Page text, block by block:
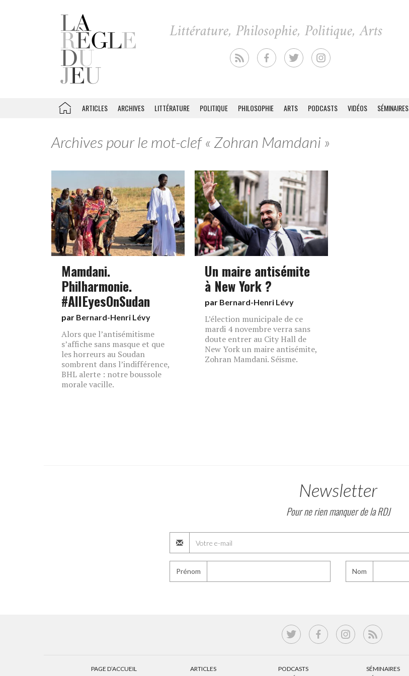
ARTICLES ARCHIVES LITTÉRATURE POLITIQUE PHILOSOPHIE ARTS PODCASTS VIDÉOS SÉMINAIRES
Archives pour le mot-clef « Zohran Mamdani »
Mamdani.
Philharmonie.
#AllEyesOnSudan
par Bernard-Henri Lévy
Alors que l’antisémitisme
s’affiche sans masque et que
les horreurs au Soudan
sombrent dans l’indifférence,
BHL alerte : notre boussole
morale vacille.
Un maire antisémite
à New York ?
par Bernard-Henri Lévy
L’élection municipale de ce
mardi 4 novembre verra sans
doute entrer au City Hall de
New York un maire antisémite,
Zohran Mamdani. Séisme.
Newsletter
Pour ne rien manquer de la RDJ
Prénom Nom
PAGE D’ACCUEIL
ARTICLES
PODCASTS
SÉMINAIRES